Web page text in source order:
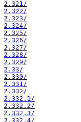
2.321/
2.322/
2.323/
2.324/
2.325/
2.326/
2.327/
2.328/
2.329/
2.33/
2.330/
2.331/
2.332/
2.332.1/
2.332.2/
2.332.3/
2.332.4/